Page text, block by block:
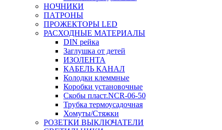
НОЧНИКИ
ПАТРОНЫ
ПРОЖЕКТОРЫ LED
РАСХОДНЫЕ МАТЕРИАЛЫ
DIN рейка
Заглушка от детей
ИЗОЛЕНТА
КАБЕЛЬ КАНАЛ
Колодки клеммные
Коробки установочные
Скобы пласт.NCR-06-50
Трубка термоусадочная
Хомуты/Стяжки
РОЗЕТКИ ВЫКЛЮЧАТЕЛИ